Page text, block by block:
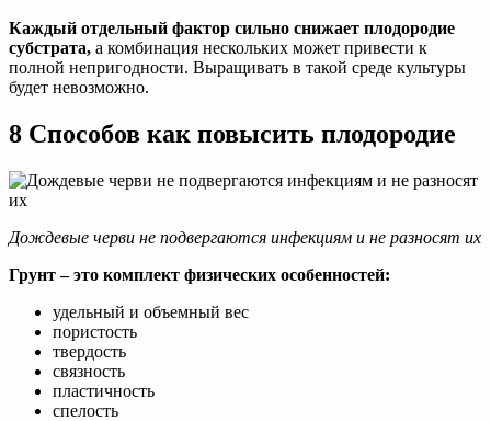
Каждый отдельный фактор сильно снижает плодородие
субстрата, а комбинация нескольких может привести к
полной непригодности. Выращивать в такой среде культуры
будет невозможно.
8 Способов как повысить плодородие
Дождевые черви не подвергаются инфекциям и не разносят их
Грунт – это комплект физических особенностей:
удельный и объемный вес
пористость
твердость
связность
пластичность
спелость